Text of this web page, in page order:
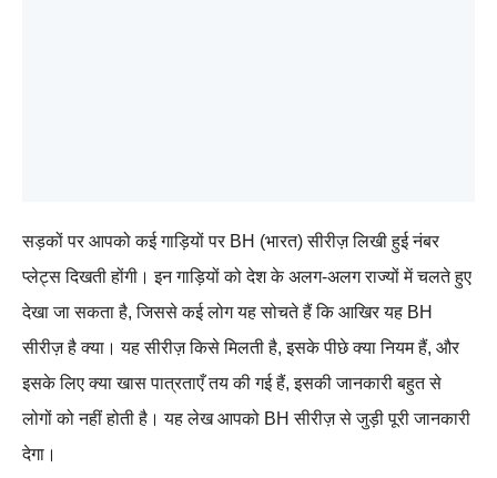
सड़कों पर आपको कई गाड़ियों पर BH (भारत) सीरीज़ लिखी हुई नंबर
प्लेट्स दिखती होंगी। इन गाड़ियों को देश के अलग-अलग राज्यों में चलते हुए
देखा जा सकता है, जिससे कई लोग यह सोचते हैं कि आखिर यह BH
सीरीज़ है क्या। यह सीरीज़ किसे मिलती है, इसके पीछे क्या नियम हैं, और
इसके लिए क्या खास पात्रताएँ तय की गई हैं, इसकी जानकारी बहुत से
लोगों को नहीं होती है। यह लेख आपको BH सीरीज़ से जुड़ी पूरी जानकारी
देगा।